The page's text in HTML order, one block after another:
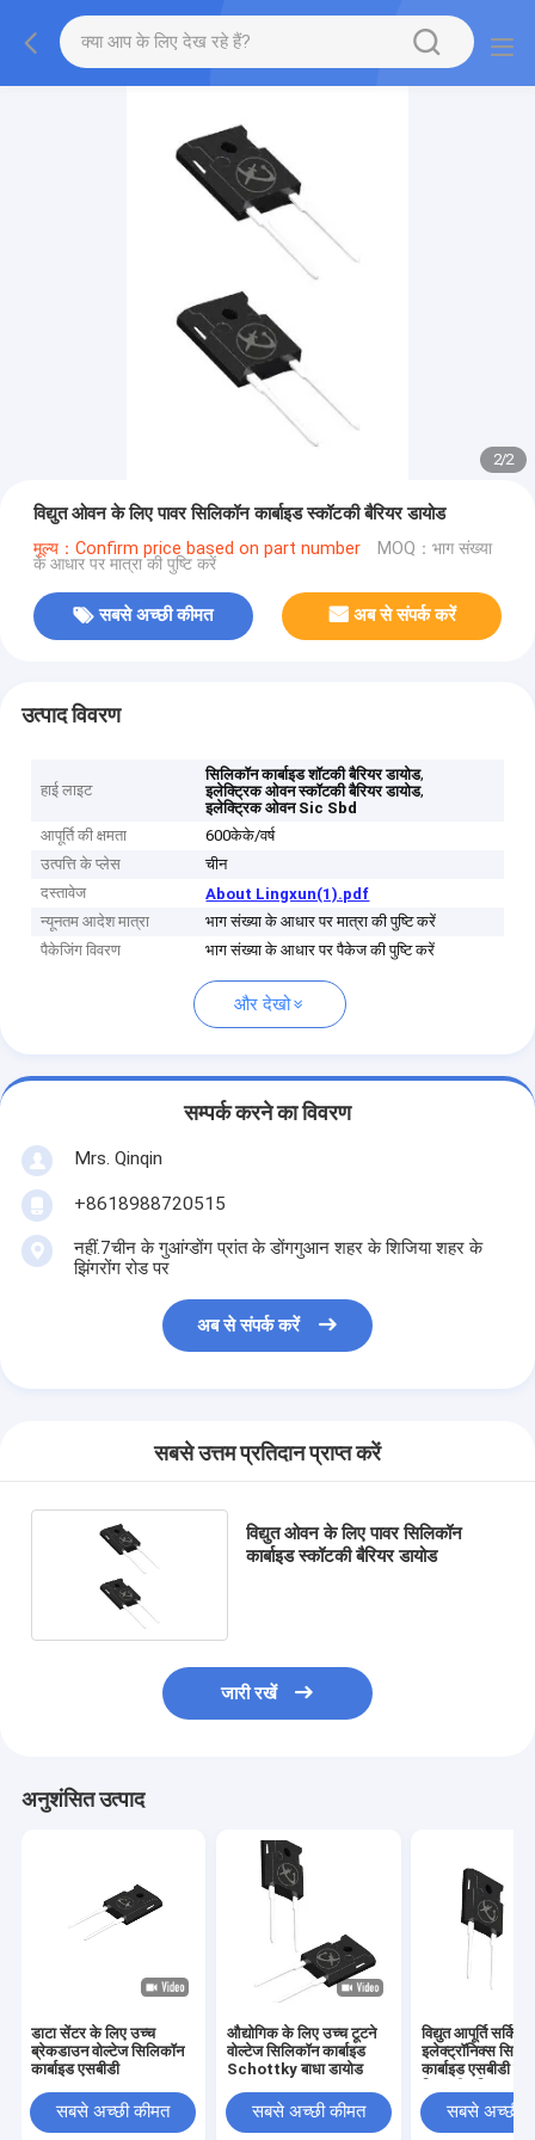
2/2
विद्युत ओवन के लिए पावर सिलिकॉन कार्बाइड स्कॉटकी बैरियर डायोड
मूल्य：Confirm price based on part number MOQ：भाग संख्या
के आधार पर मात्रा की पुष्टि करें
सबसे अच्छी कीमत अब से संपर्क करें
उत्पाद विवरण
हाई लाइट
सिलिकॉन कार्बाइड शॉटकी बैरियर डायोड,
इलेक्ट्रिक ओवन स्कॉटकी बैरियर डायोड,
इलेक्ट्रिक ओवन Sic Sbd
आपूर्ति की क्षमता
600केके/वर्ष
उत्पत्ति के प्लेस
चीन
दस्तावेज
About Lingxun(1).pdf
न्यूनतम आदेश मात्रा
भाग संख्या के आधार पर मात्रा की पुष्टि करें
पैकेजिंग विवरण
भाग संख्या के आधार पर पैकेज की पुष्टि करें
और देखो
सम्पर्क करने का विवरण
Mrs. Qinqin
+8618988720515
नहीं.7चीन के गुआंग्डोंग प्रांत के डोंगगुआन शहर के शिजिया शहर के
झिंगरोंग रोड पर
अब से संपर्क करें
सबसे उत्तम प्रतिदान प्राप्त करें
विद्युत ओवन के लिए पावर सिलिकॉन
कार्बाइड स्कॉटकी बैरियर डायोड
जारी रखें
अनुशंसित उत्पाद
डाटा सेंटर के लिए उच्च
ब्रेकडाउन वोल्टेज सिलिकॉन
कार्बाइड एसबीडी
सबसे अच्छी कीमत
औद्योगिक के लिए उच्च टूटने
वोल्टेज सिलिकॉन कार्बाइड
Schottky बाधा डायोड
सबसे अच्छी कीमत
विद्युत आपूर्ति
इलेक्ट्रॉनिक्स
कार्बाइड एसबीडी
सबसे अच्छी